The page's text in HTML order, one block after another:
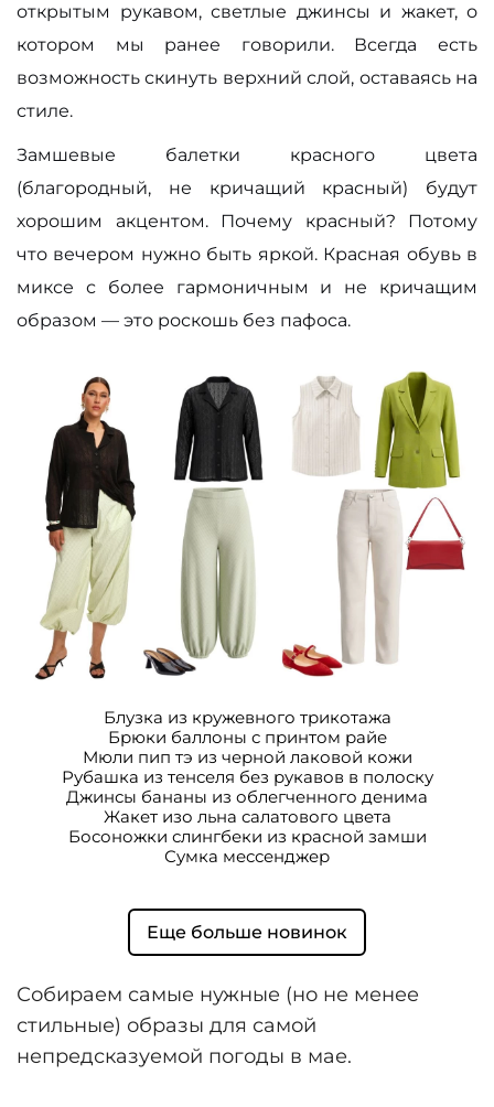
открытым рукавом, светлые джинсы и жакет, о
котором мы ранее говорили. Всегда есть
возможность скинуть верхний слой, оставаясь на
стиле.
Замшевые балетки красного цвета
(благородный, не кричащий красный) будут
хорошим акцентом. Почему красный? Потому
что вечером нужно быть яркой. Красная обувь в
миксе с более гармоничным и не кричащим
образом — это роскошь без пафоса.
Блузка из кружевного трикотажа
Брюки баллоны с принтом райе
Мюли пип тэ из черной лаковой кожи
Рубашка из тенселя без рукавов в полоску
Джинсы бананы из облегченного денима
Жакет изо льна салатового цвета
Босоножки слингбеки из красной замши
Сумка мессенджер
Еще больше новинок
Собираем самые нужные (но не менее
стильные) образы для самой
непредсказуемой погоды в мае.